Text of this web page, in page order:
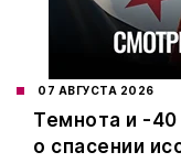
07 АВГУСТА 2026
Темнота и -
о спасении